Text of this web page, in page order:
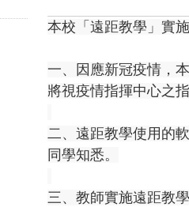
本校「遠距教學」實
一、因應新冠疫情，
將視疫情指揮中心之
二、遠距教學使用的
同學知悉。
三、教師實施遠距教